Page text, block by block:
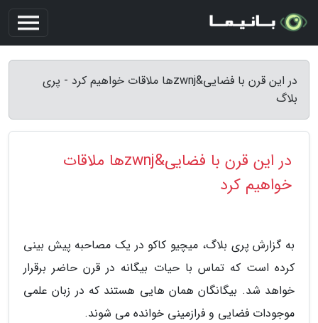
در این قرن با فضایی&zwnjها ملاقات خواهیم کرد - پری
بلاگ
در این قرن با فضایی&zwnjها ملاقات
خواهیم کرد
به گزارش پری بلاگ، میچیو کاکو در یک مصاحبه پیش بینی
کرده است که تماس با حیات بیگانه در قرن حاضر برقرار
خواهد شد. بیگانگان همان هایی هستند که در زبان علمی
موجودات فضایی و فرازمینی خوانده می شوند.